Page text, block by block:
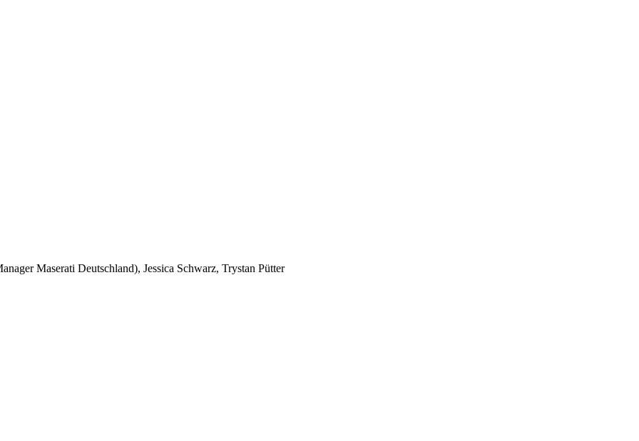
Maserati Deutschland), Jessica Schwarz, Trystan Pütter